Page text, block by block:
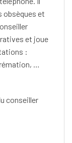
obsèques et
et joue
:
…
conseiller